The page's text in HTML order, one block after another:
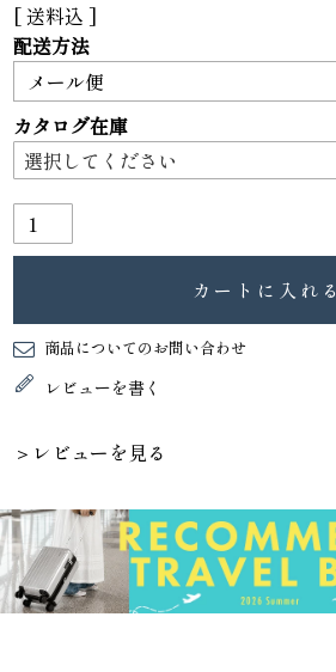
送料込
配送方法
カタログ在庫
カートに入れる
商品についてのお問い合わせ
レビューを書く
＞レビューを見る